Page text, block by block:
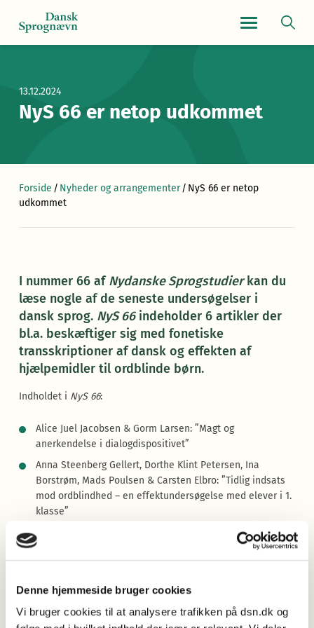
Denne hjemmeside bruger cookies
Vi bruger cookies til at analysere trafikken på dsn.dk og
13.12.2024
NyS 66 er netop udkommet
Forside / Nyheder og arrangementer/ NyS 66 er netop
udkommet
I nummer 66 afNydanske Sprogstudierkan du
læse nogle af de seneste undersøgelser i
dansk sprog. NyS 66indeholder 6 artikler der
bl.a. beskæftiger sig med fonetiske
transskriptioner af dansk og effekten af
hjælpemidler til ordblinde børn.
Indholdet i NyS 66:
Alice Juel Jacobsen & Gorm Larsen: ”Magt og
anerkendelse i dialogdispositivet”
Anna Steenberg Gellert, Dorthe Klint Petersen, Ina
Borstrøm, Mads Poulsen & Carsten Elbro: ”Tidlig indsats
mod ordblindhed – en effektundersøgelse med elever i 1.
klasse”
Katrine Rosendal Ehlers: ”
flertalsantecedenter i KorpusDK”
norsk og svensk”
Christophe Zerakitsky Vies & Nicolai Pharao: ”En høj, en
lav? En stigning, et fald? En undersøgelse af ændringer i